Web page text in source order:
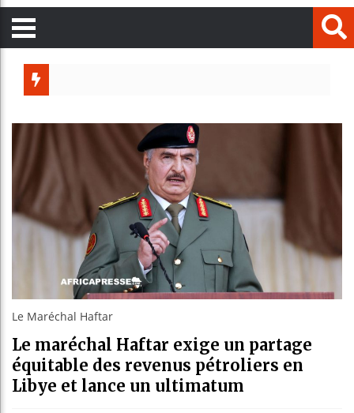
Le Maréchal Haftar
Le maréchal Haftar exige un partage
équitable des revenus pétroliers en
Libye et lance un ultimatum